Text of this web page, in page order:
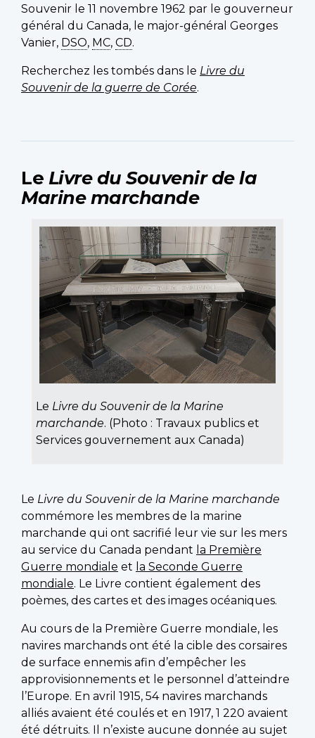
Souvenir le 11 novembre 1962 par le gouverneur
général du Canada, le major-général Georges
Vanier, DSO, MC, CD.
Recherchez les tombés dans le Livre du
Souvenir de la guerre de Corée.
Le Livre du Souvenir de la
Marine marchande
Le Livre du Souvenir de la Marine
marchande. (Photo : Travaux publics et
Services gouvernement aux Canada)
Le Livre du Souvenir de la Marine marchande
commémore les membres de la marine
marchande qui ont sacrifié leur vie sur les mers
au service du Canada pendant la Première
Guerre mondiale et la Seconde Guerre
mondiale. Le Livre contient également des
poèmes, des cartes et des images océaniques.
Au cours de la Première Guerre mondiale, les
navires marchands ont été la cible des corsaires
de surface ennemis afin d’empêcher les
approvisionnements et le personnel d’atteindre
l’Europe. En avril 1915, 54 navires marchands
alliés avaient été coulés et en 1917, 1 220 avaient
été détruits. Il n’existe aucune donnée au sujet